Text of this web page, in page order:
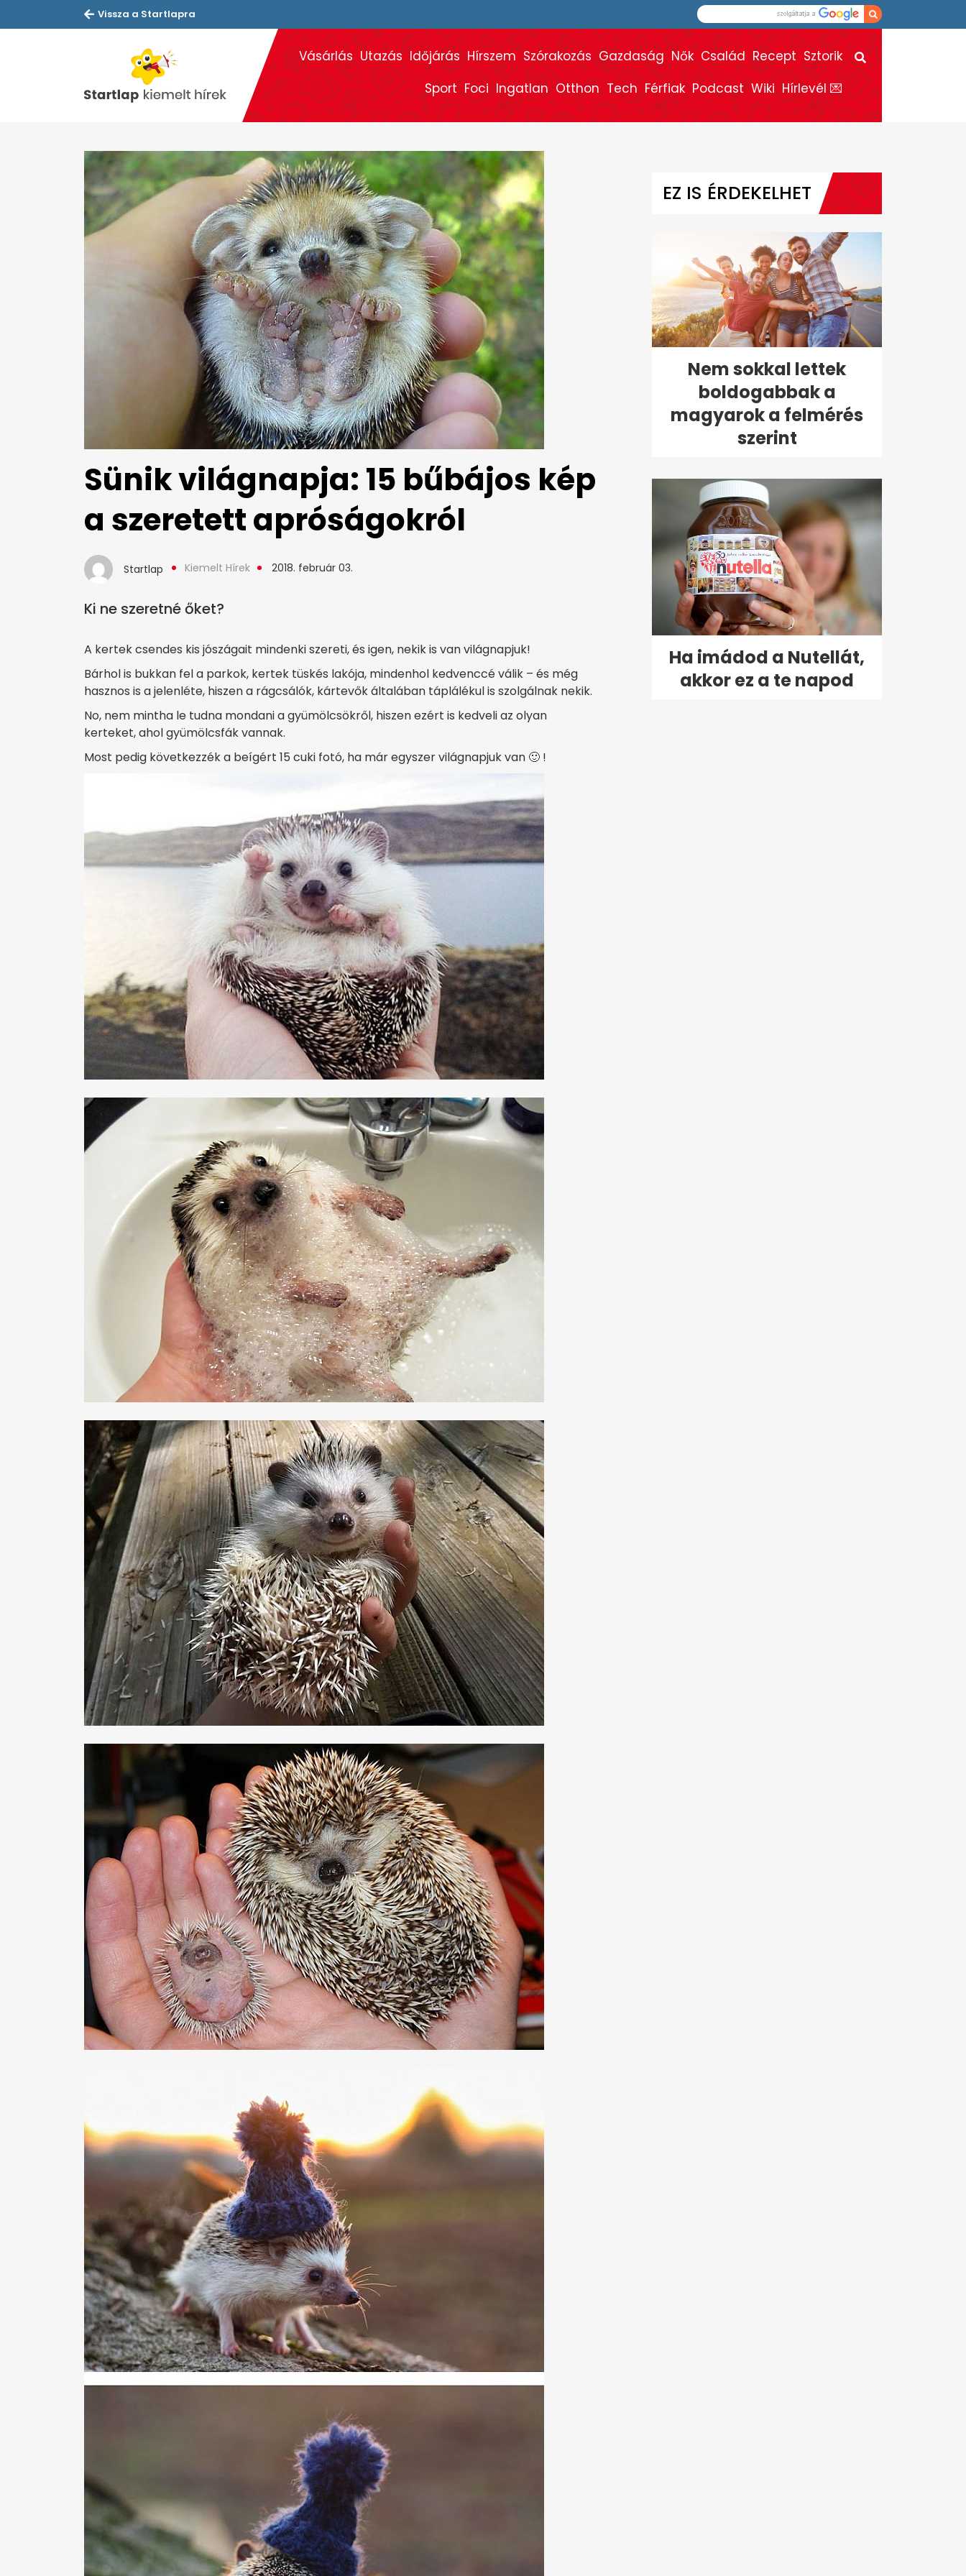
Vissza a Startlapra
Vásárlás Utazás Időjárás Hírszem Szórakozás Gazdaság Nők Család Recept Sztorik
Sport Foci Ingatlan Otthon Tech Férfiak Podcast Wiki Hírlevél 💌
Sünik világnapja: 15 bűbájos kép
a szeretett apróságokról
Startlap Kiemelt Hírek 2018. február 03.
Ki ne szeretné őket?
A kertek csendes kis jószágait mindenki szereti, és igen, nekik is van világnapjuk!
Bárhol is bukkan fel a parkok, kertek tüskés lakója, mindenhol kedvenccé válik – és még
hasznos is a jelenléte, hiszen a rágcsálók, kártevők általában táplálékul is szolgálnak nekik.
No, nem mintha le tudna mondani a gyümölcsökről, hiszen ezért is kedveli az olyan
kerteket, ahol gyümölcsfák vannak.
Most pedig következzék a beígért 15 cuki fotó, ha már egyszer világnapjuk van 🙂 !
EZ IS ÉRDEKELHET
Nem sokkal lettek
boldogabbak a
magyarok a felmérés
szerint
Ha imádod a Nutellát,
akkor ez a te napod